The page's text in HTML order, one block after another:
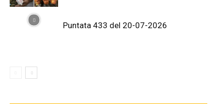
Puntata 433 del 20-07-2026